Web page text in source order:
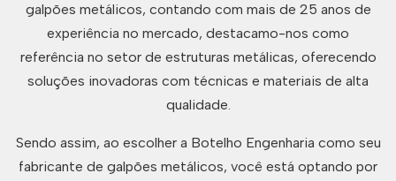
galpões metálicos, contando com mais de 25 anos de
experiência no mercado, destacamo-nos como
referência no setor de estruturas metálicas, oferecendo
soluções inovadoras com técnicas e materiais de alta
qualidade.
Sendo assim, ao escolher a Botelho Engenharia como seu
fabricante de galpões metálicos, você está optando por